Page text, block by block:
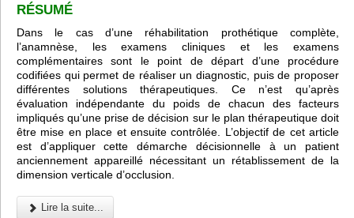
RÉSUMÉ
Dans le cas d’une réhabilitation prothétique complète,
l’anamnèse, les examens cliniques et les examens
complémentaires sont le point de départ d’une procédure
codifiées qui permet de réaliser un diagnostic, puis de proposer
différentes solutions thérapeutiques. Ce n’est qu’après
évaluation indépendante du poids de chacun des facteurs
impliqués qu’une prise de décision sur le plan thérapeutique doit
être mise en place et ensuite contrôlée. L’objectif de cet article
est d’appliquer cette démarche décisionnelle à un patient
anciennement appareillé nécessitant un rétablissement de la
dimension verticale d’occlusion.
Lire la suite...